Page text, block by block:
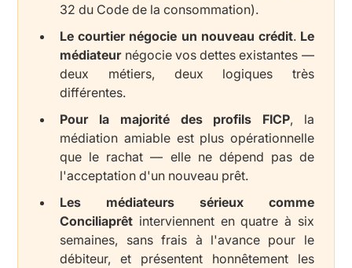
32 du Code de la consommation).
Le courtier négocie un nouveau crédit. Le
médiateurnégocie vos dettes existantes —
deux métiers, deux logiques très
différentes.
Pour la majorité des profils FICP, la
médiation amiable est plus opérationnelle
que le rachat — elle ne dépend pas de
l'acceptation d'un nouveau prêt.
Les médiateurs sérieux comme
Conciliaprêt interviennent en quatre à six
semaines, sans frais à l'avance pour le
débiteur, et présentent honnêtement les